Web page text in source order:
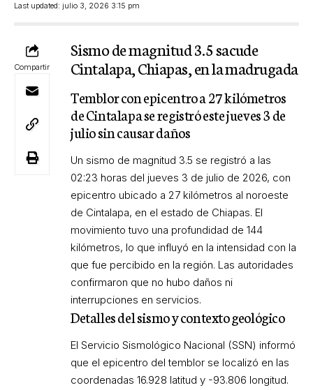
Last updated: julio 3, 2026 3:15 pm
Compartir
Sismo de magnitud 3.5 sacude
Cintalapa, Chiapas, en la madrugada
Temblor con epicentro a 27 kilómetros
de Cintalapa se registró este jueves 3 de
julio sin causar daños
Un sismo de magnitud 3.5 se registró a las
02:23 horas del jueves 3 de julio de 2026, con
epicentro ubicado a 27 kilómetros al noroeste
de Cintalapa, en el estado de Chiapas. El
movimiento tuvo una profundidad de 144
kilómetros, lo que influyó en la intensidad con la
que fue percibido en la región. Las autoridades
confirmaron que no hubo daños ni
interrupciones en servicios.
Detalles del sismo y contexto geológico
El Servicio Sismológico Nacional (SSN) informó
que el epicentro del temblor se localizó en las
coordenadas 16.928 latitud y -93.806 longitud.